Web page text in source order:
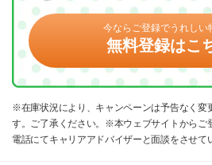
今ならご登録でうれしい
無料登録はこ
※在庫状況により、キャンペーンは予告なく変
す。ご了承ください。※本ウェブサイトからご
電話にてキャリアアドバイザーと面談をさせて